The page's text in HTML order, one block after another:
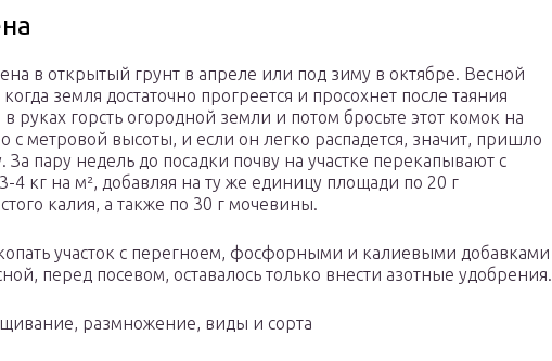
в открытый грунт в апреле или под зиму в октябре. Весной
когда земля достаточно прогреется и просохнет после таяния
руках горсть огородной земли и потом бросьте этот комок на
с метровой высоты, и если он легко распадется, значит, пришло
За пару недель до посадки почву на участке перекапывают с
4 кг на м², добавляя на ту же единицу площади по 20 г
калия, а также по 30 г мочевины.
участок с перегноем, фосфорными и калиевыми добавками
перед посевом, оставалось только внести азотные удобрения.
размножение, виды и сорта